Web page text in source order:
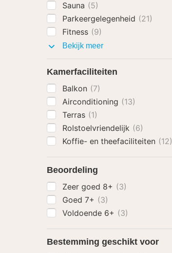
Sauna (5)
Parkeergelegenheid (21)
Fitness (9)
Bekijk meerFaciliteiten
Kamerfaciliteiten
Balkon (7)
Airconditioning (13)
Terras (1)
Rolstoelvriendelijk (6)
Koffie- en theefaciliteiten (12)
Beoordeling
Zeer goed 8+ (3)
Goed 7+ (3)
Voldoende 6+ (3)
Bestemming geschikt voor